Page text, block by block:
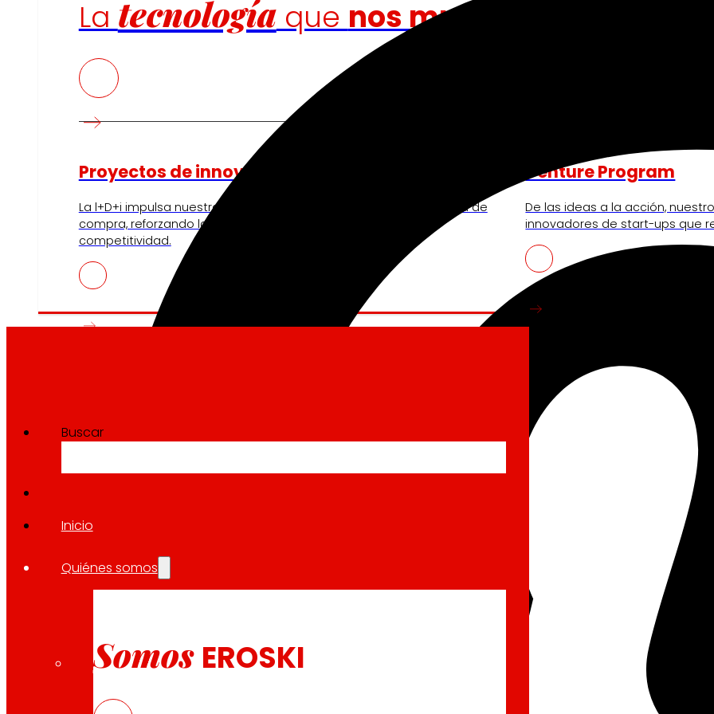
La tecnologíaque nos mueve
Proyectos de innovación
La l+D+i impulsa nuestra transformación, mejorando la experiencia de
compra, reforzando la sostenibilidad y fortaleciendo nuestra
competitividad.
Venture Program
De las ideas a la acción,
innovadores de start-ups que
Buscar
Inicio
Quiénes somos
Somos EROSKI